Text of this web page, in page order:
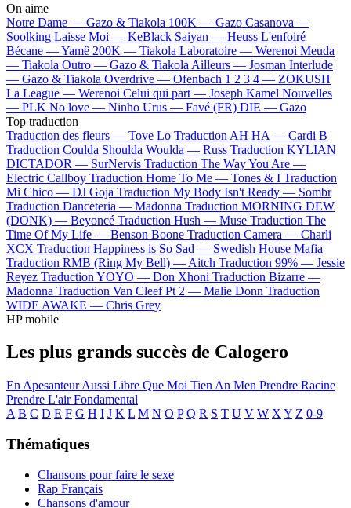
On aime
Notre Dame — Gazo & Tiakola 100K — Gazo Casanova —
Soolking Laisse Moi — KeBlack Saiyan — Heuss L'enfoiré
Bécane —Yamê 200K — Tiakola Laboratoire — Werenoi Meuda
— Tiakola Outro — Gazo & Tiakola Ailleurs — Josman Interlude
— Gazo & Tiakola Overdrive — Ofenbach 1 2 3 4 — ZOKUSH
La League — Werenoi Celui qui part — Joseph Kamel Nouvelles
— PLK No love — Ninho Urus — Favé (FR) DIE — Gazo
Top traduction
Traduction des fleurs — Tove Lo Traduction AH HA — Cardi B
Traduction Coulda Shoulda Woulda — Russ Traduction KYLIAN
DICTADOR — SurNervis Traduction The Way You Are —
Electric Callboy Traduction Home To Me — Tones & I Traduction
Mi Chico — DJ Goja Traduction My Body Isn't Ready — Sombr
Traduction Danceteria — Madonna Traduction MORNING DEW
(DONK) — Beyoncé Traduction Hush — Muse Traduction The
Time Of My Life — Benson Boone Traduction Camera — Charli
XCX Traduction Happiness is So Sad — Swedish House Mafia
Traduction RMB (Ring My Bell) — Aitch Traduction 99% — Jessie
Reyez Traduction YOYO — Don Xhoni Traduction Bizarre —
Madonna Traduction Van Cleef Pt 2 — Malie Donn Traduction
WIDE AWAKE — Chris Grey
HP mobile
Les plus grands succès de Calogero
En ApesanteurAussi Libre Que Moi Tien An Men Prendre Racine
Prendre L'airFondamental
A B C D E F G H I J K L M N O P Q R S T U V W X Y Z 0-9
Thématiques
Chansons pour faire le sexe
Rap Français
Chansons d'amour